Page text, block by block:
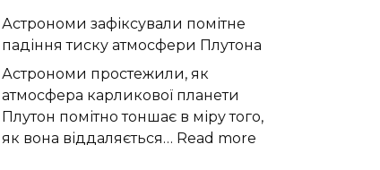
Астрономи зафіксували помітне
падіння тиску атмосфери Плутона
Астрономи простежили, як
атмосфера карликової планети
Плутон помітно тоншає в міру того,
як вона віддаляється… Read more